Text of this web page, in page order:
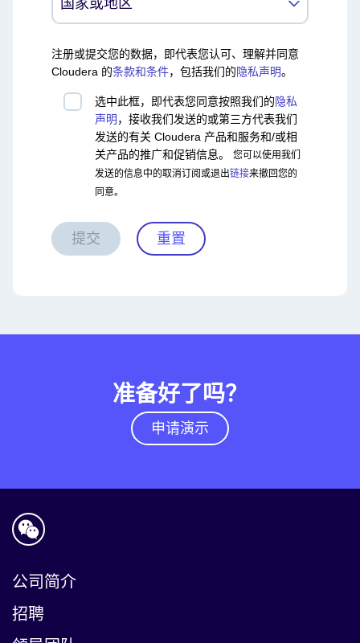
注册或提交您的数据，即代表您认可、理解并同意
Cloudera 的条款和条件，包括我们的隐私声明。
选中此框，即代表您同意按照我们的隐私
声明 ，接收我们发送的或第三方代表我们
发送的有关 Cloudera 产品和服务和/或相
关产品的推广和促销信息。 您可以使用我们
发送的信息中的取消订阅或退出链接来撤回您的
同意。
提交 重置
准备好了吗？
申请演示
公司简介
招聘